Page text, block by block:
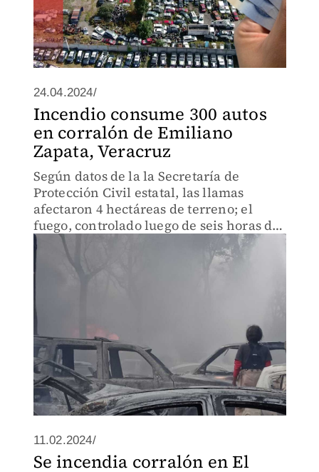
24.04.2024/
Incendio consume 300 autos
en corralón de Emiliano
Zapata, Veracruz
Según datos de la la Secretaría de
Protección Civil estatal, las llamas
afectaron 4 hectáreas de terreno; el
fuego, controlado luego de seis horas de
trabajo.
11.02.2024/
Se incendia corralón en El